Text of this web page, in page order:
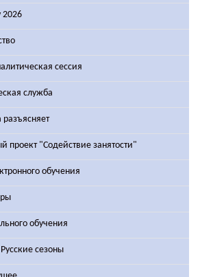
2026
сессия
служба
разъясняет
проект "Содействие занятости"
обучения
обучения
сезоны